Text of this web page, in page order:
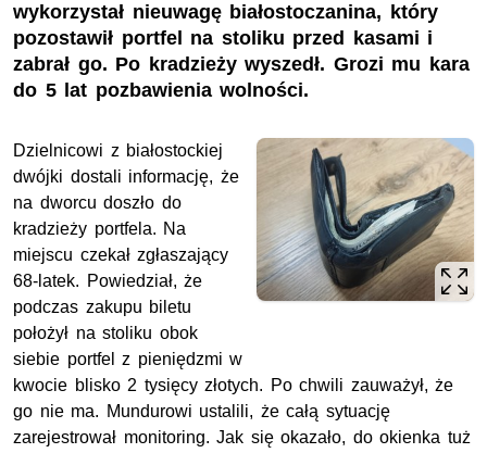
wykorzystał nieuwagę białostoczanina, który
pozostawił portfel na stoliku przed kasami i
zabrał go. Po kradzieży wyszedł. Grozi mu kara
do 5 lat pozbawienia wolności.
Dzielnicowi z białostockiej
dwójki dostali informację, że
na dworcu doszło do
kradzieży portfela. Na
miejscu czekał zgłaszający
68-latek. Powiedział, że
podczas zakupu biletu
położył na stoliku obok
siebie portfel z pieniędzmi w
kwocie blisko 2 tysięcy złotych. Po chwili zauważył, że
go nie ma. Mundurowi ustalili, że całą sytuację
zarejestrował monitoring. Jak się okazało, do okienka tuż